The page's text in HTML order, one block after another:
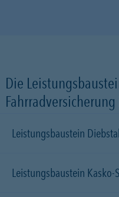
Die
Leistungsbaustein
Leistungsbaustein Kasko-